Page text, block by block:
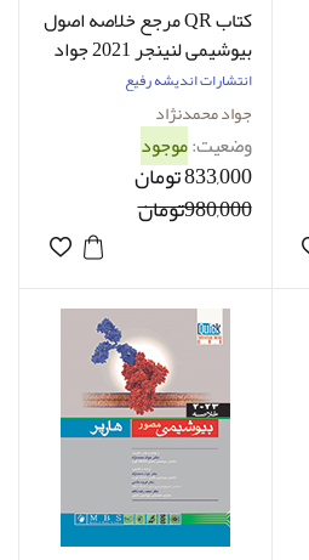
کتاب QR مرجع خلاصه اصول
بیوشیمی لنینجر 2021 جواد
محمدنژاد
انتشارات اندیشه رفیع
جواد محمدنژاد‌
وضعیت:موجود
833,000 تومان
980,000تومان